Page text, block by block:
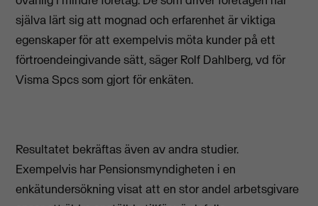
själva lärt sig att mognad och erfarenhet är viktiga
egenskaper för att exempelvis möta kunder på ett
förtroendeingivande sätt, säger Rolf Dahlberg, vd för
Visma Spcs som gjort för enkäten.
Resultatet bekräftas även av andra studier.
Exempelvis har Pensionsmyndigheten i en
enkätundersökning visat att en stor andel arbetsgivare